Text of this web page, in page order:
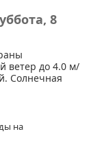
8
ветер до 4.0 м/
Солнечная
на